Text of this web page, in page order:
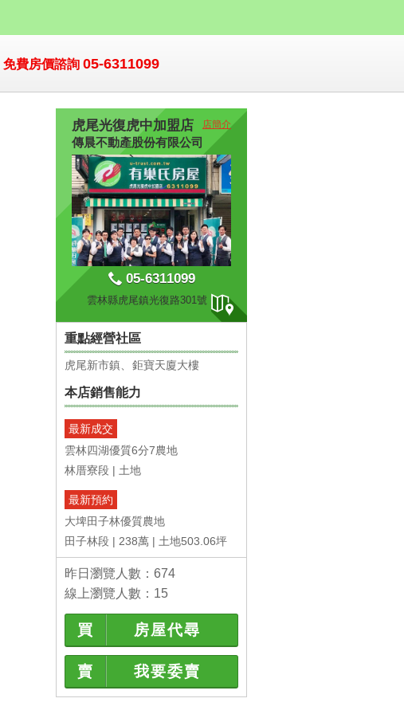
免費房價諮詢 05-6311099
虎尾光復虎中加盟店 店簡介
傳晨不動產股份有限公司
05-6311099
雲林縣虎尾鎮光復路301號
重點經營社區
虎尾新市鎮 鉅寶天廈大樓
本店銷售能力
最新成交
雲林四湖優質6分7農地
林厝寮段
土地
最新預約
大埤田子林優質農地
田子林段
238萬 土地503.06坪
昨日瀏覽人數：674
線上瀏覽人數：15
買 房屋代尋
賣 我要委賣